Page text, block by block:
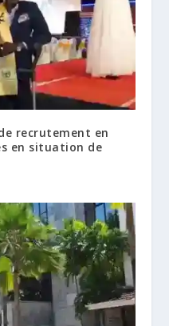
recrutement en
en situation de